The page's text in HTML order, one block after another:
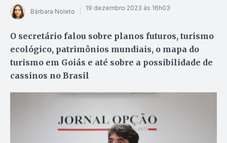
Bárbara Noleto 19 dezembro 2023 às 16h03
O secretário falou sobre planos futuros, turismo
ecológico, patrimônios mundiais, o mapa do
turismo em Goiás e até sobre a possibilidade de
cassinos no Brasil